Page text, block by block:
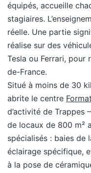
équipés, accueille
stagiaires.
réelle. Une partie
réalise sur des
Tesla ou Ferrari, pour
de-France.
Situé à moins de 30
abrite le centre
d’activité de Trappes
de locaux de 800 m²
spécialisés : baies de
éclairage spécifique,
à la pose de